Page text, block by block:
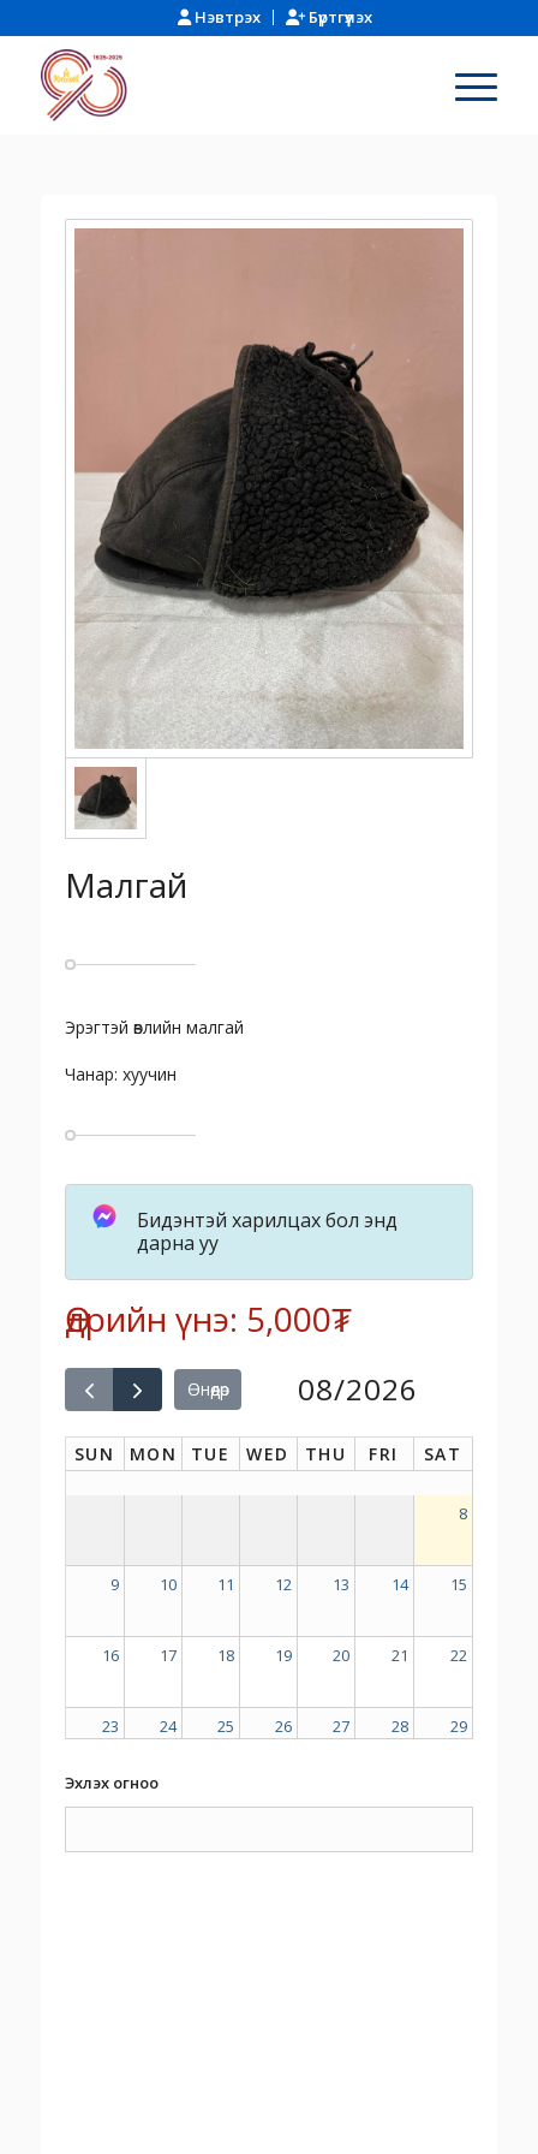
Нэвтрэх Бүртгүүлэх
Малгай
Эрэгтэй өвлийн малгай
Чанар: хуучин
Бидэнтэй харилцах бол энд
дарна уу
Өдрийн үнэ: 5,000₮
Өнөөдөр 08/2026
SUN MON TUE WED THU FRI SAT
8
9 10 11 12 13 14 15
16 17 18 19 20 21 22
23 24 25 26 27 28 29
Эхлэх огноо